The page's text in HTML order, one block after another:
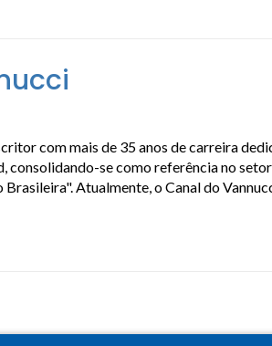
com mais de 35 anos de carreira
se como referência no
Atualmente, o Canal do